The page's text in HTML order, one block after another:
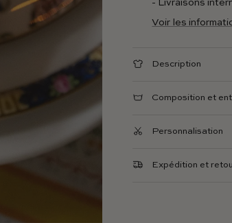
- Livraisons
Voir les
Description
Composition et
Personnalisation
Expédition et